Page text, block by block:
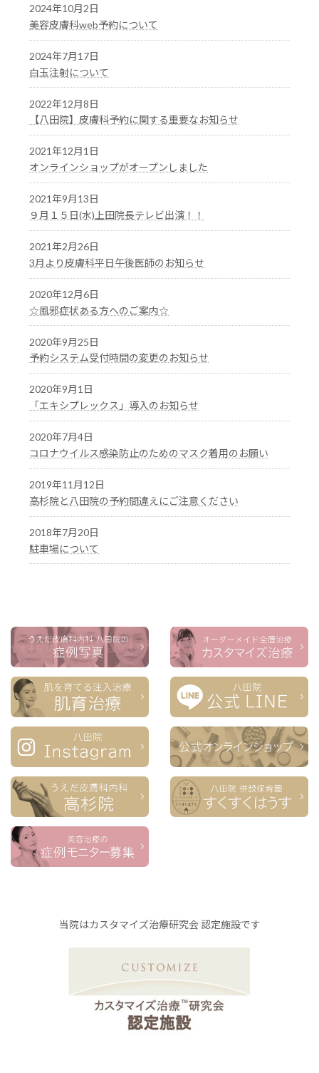
2024年10月2日
美容皮膚科web予約について
2024年7月17日
白玉注射について
2022年12月8日
【八田院】皮膚科予約に関する重要なお知らせ
2021年12月1日
オンラインショップがオープンしました
2021年9月13日
９月１５日(水)上田院長テレビ出演！！
2021年2月26日
3月より皮膚科平日午後医師のお知らせ
2020年12月6日
☆風邪症状ある方へのご案内☆
2020年9月25日
予約システム受付時間の変更のお知らせ
2020年9月1日
「エキシプレックス」導入のお知らせ
2020年7月4日
コロナウイルス感染防止のためのマスク着用のお願い
2019年11月12日
高杉院と八田院の予約間違えにご注意ください
2018年7月20日
駐車場について
当院はカスタマイズ治療研究会 認定施設です